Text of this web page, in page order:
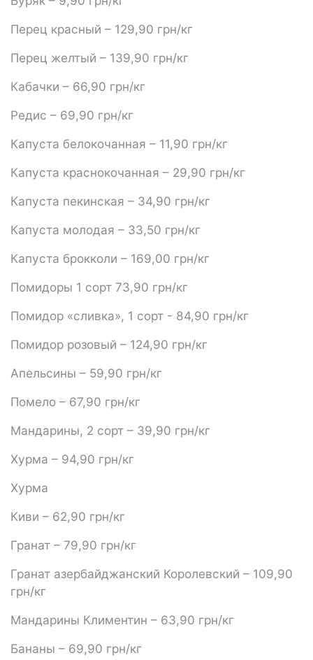
Перец красный – 129,90 грн/кг
Перец желтый – 139,90 грн/кг
Кабачки – 66,90 грн/кг
Редис – 69,90 грн/кг
Капуста белокочанная – 11,90 грн/кг
Капуста краснокочанная – 29,90 грн/кг
Капуста пекинская – 34,90 грн/кг
Капуста молодая – 33,50 грн/кг
Капуста брокколи – 169,00 грн/кг
Помидоры 1 сорт 73,90 грн/кг
Помидор «сливка», 1 сорт - 84,90 грн/кг
Помидор розовый – 124,90 грн/кг
Апельсины – 59,90 грн/кг
Помело – 67,90 грн/кг
Мандарины, 2 сорт – 39,90 грн/кг
Хурма – 94,90 грн/кг
Хурма
Киви – 62,90 грн/кг
Гранат – 79,90 грн/кг
Гранат азербайджанский Королевский – 109,90
грн/кг
Мандарины Климентин – 63,90 грн/кг
Бананы – 69,90 грн/кг